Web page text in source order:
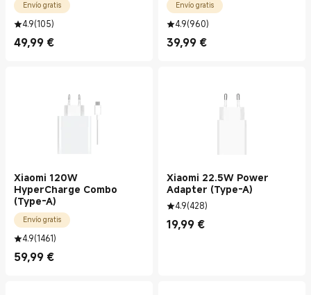
Envío gratis
4.9(105)
49,99 €
Current Price €49.99
Envío gratis
4.9(960)
39,99 €
Current Price €39.99
Xiaomi 120W
HyperCharge Combo
(Type-A)
Envío gratis
4.9(1461)
59,99 €
Current Price €59.99
Xiaomi 22.5W Power
Adapter (Type-A)
4.9(428)
19,99 €
Current Price €19.99